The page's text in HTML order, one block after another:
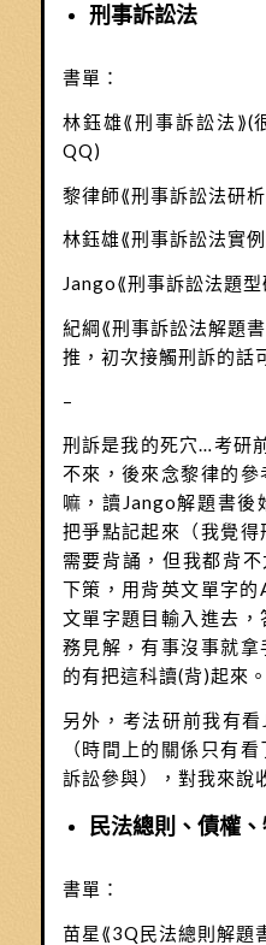
刑事訴訟法
書單：
林鈺雄⟪刑事訴訟法⟫(
QQ)
黎律師⟪刑事訴訟法研
林鈺雄⟪刑事訴訟法實
Jango⟪刑事訴訟法題
紀綱⟪刑事訴訟法解題
推，初次接觸刑訴的話
–
刑訴是我的死穴…考研
不來，後來念黎律的
嘛，讀Jango解題書後
把爭點記起來（我覺
需要背誦，但我都背
下策，用背英文單字
文單字題目輸入進去
務見解，有事沒事就
的有把這科讀(背)起來。
另外，考法研前我有
（時間上的關係只有
訴訟參與），對我來說
民法總則、債權
書單：
苗星⟪3Q民法總則解題